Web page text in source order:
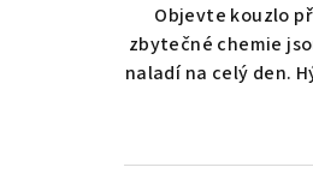
Objevte kouzlo
zbytečné chemie
naladí na celý den.